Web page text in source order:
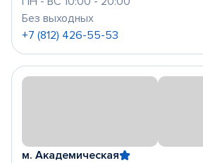
Без выходных
+7 (812) 426-55-53
м. Академическая